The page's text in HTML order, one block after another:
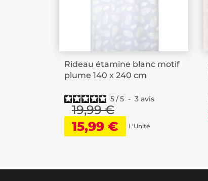
Rideau étamine blanc motif
plume 140 x 240 cm
5/5 - 3 avis
19,99 €
15,99 € L'Unité